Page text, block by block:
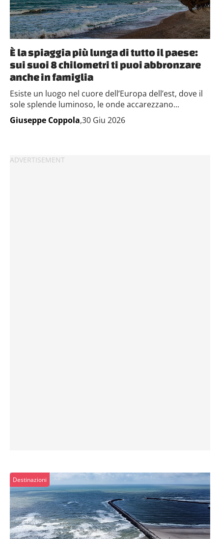
È la spiaggia più lunga di tutto il paese:
sui suoi 8 chilometri ti puoi abbronzare
anche in famiglia
Esiste un luogo nel cuore dell’Europa dell’est, dove il
sole splende luminoso, le onde accarezzano...
Giuseppe Coppola,30 Giu 2026
Destinazioni